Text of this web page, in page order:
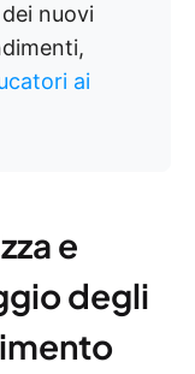
nuovi
ai
e
degli